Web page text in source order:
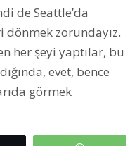
de Seattle’da
dönmek zorundayız.
her şeyi yaptılar, bu
evet, bence
görmek